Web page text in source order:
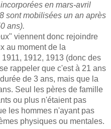
en mars-avril
sont mobilisées un an après
ans).
viennent donc rejoindre
au moment de la
1912, 1913 (donc des
rappeler que c'est à 21 ans
de 3 ans, mais que la
Seul les pères de famille
ou plus n'étaient pas
les hommes n'ayant pas
physiques ou mentales.